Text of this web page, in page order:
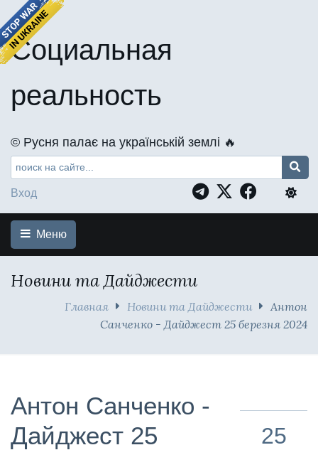
Социальная
реальность
©️ Русня палає на українській землі 🔥
Вход
Меню
Новини та Дайджести
Главная Новини та Дайджести
Антон
Санченко - Дайджест 25 березня 2024
Антон Санченко -
Дайджест 25
25